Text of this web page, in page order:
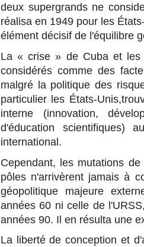
deux supergrands ne
réalisa en 1949 pour les
élément décisif de l'équilibre
La « crise » de Cuba et les
considérés comme des
malgré la politique des
particulier les États-
interne (innovation,
d'éducation scientifiques)
international.
Cependant, les mutations
pôles n'arrivèrent jamais à
géopolitique majeure
années 60 ni celle de
années 90. Il en résulta une
La liberté de conception et